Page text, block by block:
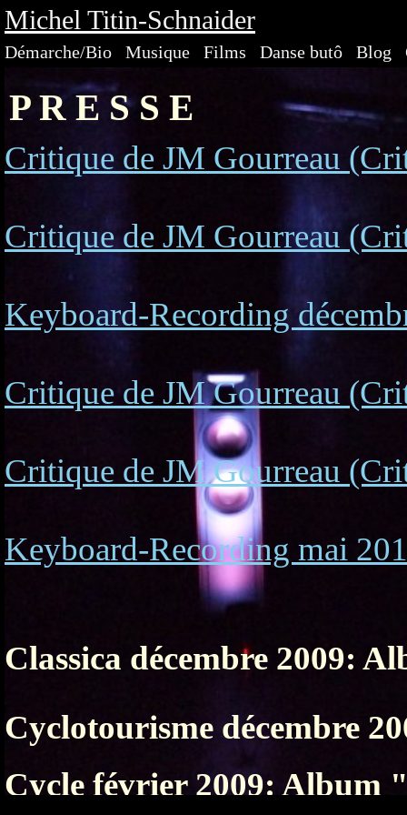
Michel Titin-Schnaider
Démarche/Bio Musique Films Danse butô Blog
P R E S S E
Critique de JM Gourreau
Critique de JM Gourreau
Keyboard-Recording
Critique de JM Gourreau
Critique de JM Gourreau
Keyboard-Recording mai
Classica décembre 2009:
Cyclotourisme décembre
Cycle février 2009: Album